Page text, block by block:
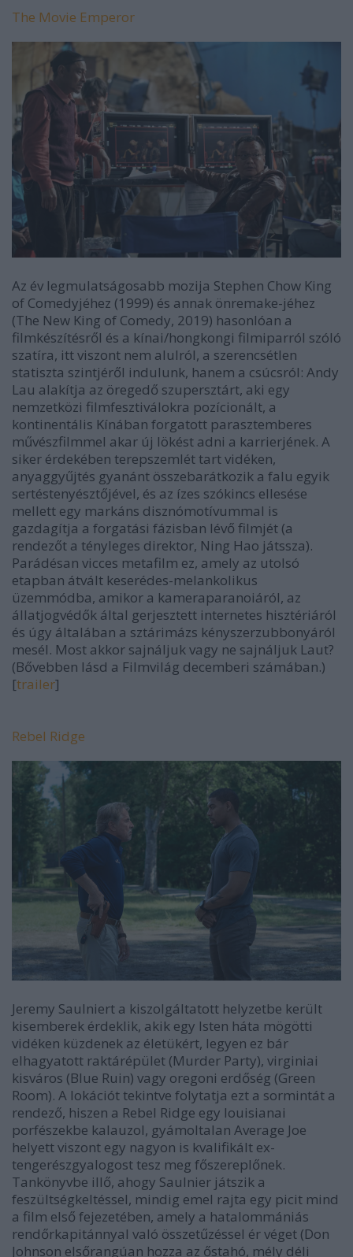
The Movie Emperor
Az év legmulatságosabb mozija Stephen Chow King
of Comedyjéhez (1999) és annak önremake-jéhez
(The New King of Comedy, 2019) hasonlóan a
filmkészítésről és a kínai/hongkongi filmiparról szóló
szatíra, itt viszont nem alulról, a szerencsétlen
statiszta szintjéről indulunk, hanem a csúcsról: Andy
Lau alakítja az öregedő szupersztárt, aki egy
nemzetközi filmfesztiválokra pozícionált, a
kontinentális Kínában forgatott parasztemberes
művészfilmmel akar új lökést adni a karrierjének. A
siker érdekében terepszemlét tart vidéken,
anyaggyűjtés gyanánt összebarátkozik a falu egyik
sertéstenyésztőjével, és az ízes szókincs ellesése
mellett egy markáns disznómotívummal is
gazdagítja a forgatási fázisban lévő filmjét (a
rendezőt a tényleges direktor, Ning Hao játssza).
Parádésan vicces metafilm ez, amely az utolsó
etapban átvált keserédes-melankolikus
üzemmódba, amikor a kameraparanoiáról, az
állatjogvédők által gerjesztett internetes hisztériáról
és úgy általában a sztárimázs kényszerzubbonyáról
mesél. Most akkor sajnáljuk vagy ne sajnáljuk Laut?
(Bővebben lásd a Filmvilág decemberi számában.)
[trailer]
Rebel Ridge
Jeremy Saulniert a kiszolgáltatott helyzetbe került
kisemberek érdeklik, akik egy Isten háta mögötti
vidéken küzdenek az életükért, legyen ez bár
elhagyatott raktárépület (Murder Party), virginiai
kisváros (Blue Ruin) vagy oregoni erdőség (Green
Room). A lokációt tekintve folytatja ezt a sormintát a
rendező, hiszen a Rebel Ridge egy louisianai
porfészekbe kalauzol, gyámoltalan Average Joe
helyett viszont egy nagyon is kvalifikált ex-
tengerészgyalogost tesz meg főszereplőnek.
Tankönyvbe illő, ahogy Saulnier játszik a
feszültségkeltéssel, mindig emel rajta egy picit mind
a film első fejezetében, amely a hatalommániás
rendőrkapitánnyal való összetűzéssel ér véget (Don
Johnson elsőrangúan hozza az őstahó, mély déli